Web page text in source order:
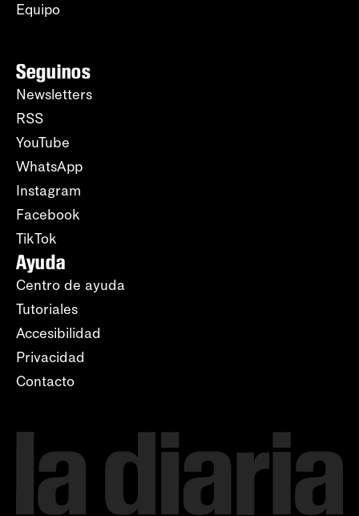
Equipo
Seguinos
Newsletters
RSS
YouTube
WhatsApp
Instagram
Facebook
TikTok
Ayuda
Centro de ayuda
Tutoriales
Accesibilidad
Privacidad
Contacto